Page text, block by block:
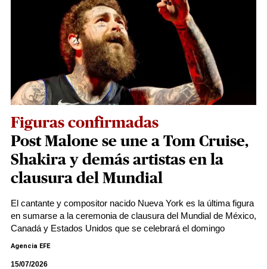
Figuras confirmadas
Post Malone se une a Tom Cruise,
Shakira y demás artistas en la
clausura del Mundial
El cantante y compositor nacido Nueva York es la última figura
en sumarse a la ceremonia de clausura del Mundial de México,
Canadá y Estados Unidos que se celebrará el domingo
Agencia EFE
15/07/2026